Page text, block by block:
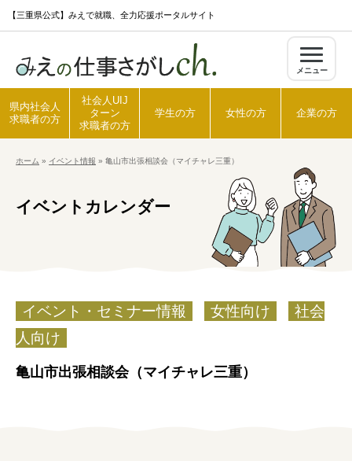
k
c
【三重県公式】みえで就職、全力応援ポータルサイト
メニュー
学生の方
女性の方
県内社会人
求職者の方
社会人UIJ
ターン
求職者の方
学生の方 女性の方 企業の方
ホーム » イベント情報 » 亀山市出張相談会（マイチャレ三重）
イベントカレンダー
イベント・セミナー情報 女性向け
社会
人向け
亀山市出張相談会（マイチャレ三重）